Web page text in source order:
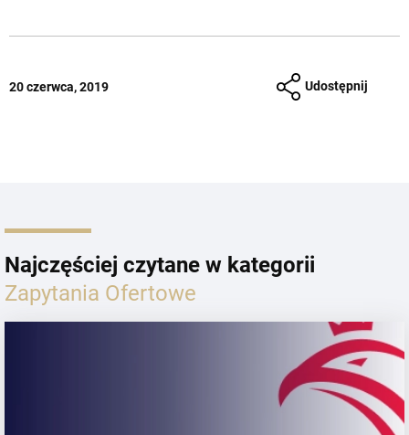
20 czerwca, 2019 Udostępnij
Najczęściej czytane w kategorii
Zapytania Ofertowe